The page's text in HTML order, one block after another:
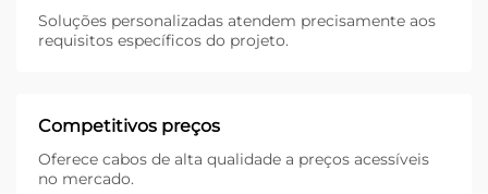
Soluções personalizadas atendem precisamente aos
requisitos específicos do projeto.
Competitivos preços
Oferece cabos de alta qualidade a preços acessíveis
no mercado.